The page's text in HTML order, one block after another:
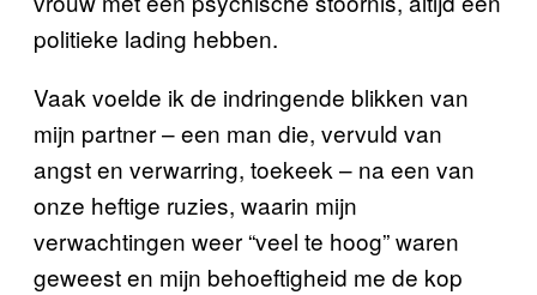
politieke lading hebben.
Vaak voelde ik de indringende blikken van
mijn partner – een man die, vervuld van
angst en verwarring, toekeek – na een van
onze heftige ruzies, waarin mijn
verwachtingen weer “veel te hoog” waren
geweest en mijn behoeftigheid me de kop